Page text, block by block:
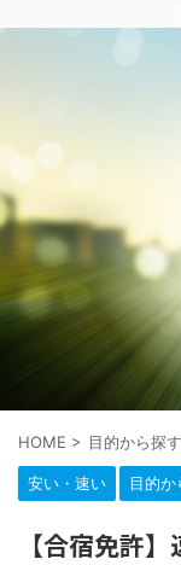
HOME > 目的から探す
安い・速い 目的か
【合宿免許